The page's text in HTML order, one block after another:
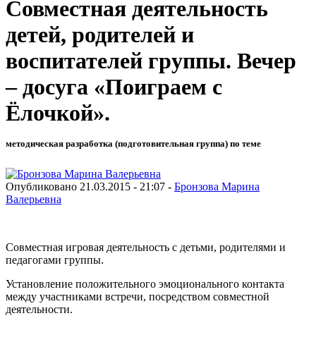
Совместная деятельность
детей, родителей и
воспитателей группы. Вечер
– досуга «Поиграем с
Ёлочкой».
методическая разработка (подготовительная группа) по теме
Опубликовано 21.03.2015 - 21:07 - Бронзова Марина
Валерьевна
Совместная игровая деятельность с детьми, родителями и
педагогами группы.
Установление положительного эмоционального контакта
между участниками встречи, посредством совместной
деятельности.